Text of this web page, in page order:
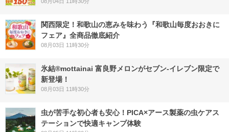
関西限定！和歌山の恵みを味わう『和歌山毎度おおきに
フェア』全商品徹底紹介
08月03日 11時30分
氷結®mottainai 富良野メロンがセブン‐イレブン限定で
新登場！
08月03日 11時30分
虫が苦手な初心者も安心！PICA×アース製薬の虫ケアス
テーションで快適キャンプ体験